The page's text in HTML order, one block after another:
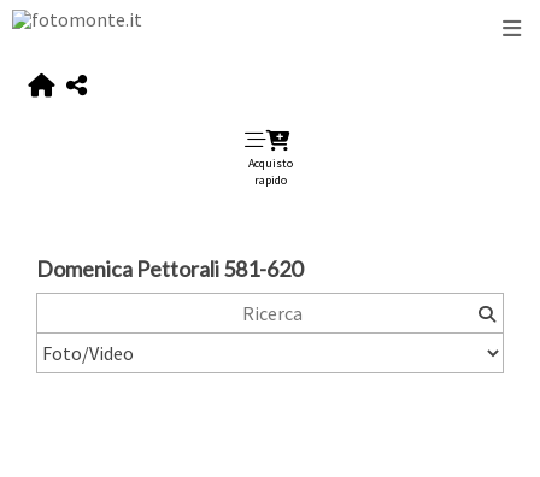
Acquisto
rapido
Domenica Pettorali 581-620